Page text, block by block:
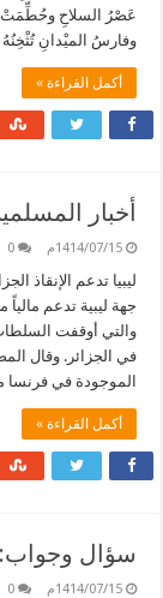
عَصْرُ السلاحِ وحُطِّمَتْ
وفارسُ الميْدانِ تُثْخِنُهُ
أكمل القراءة »
أخبار
1414/07/15م 0
جهة ليبية تدعم
والتي أوقفت
في الجزائر. وقال
الموجودة في فرنسا منذ
أكمل القراءة »
سؤال
1414/07/15م 0